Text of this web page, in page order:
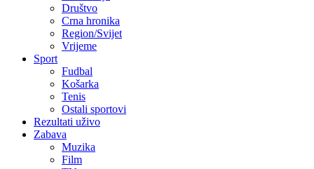
Društvo
Crna hronika
Region/Svijet
Vrijeme
Sport
Fudbal
Košarka
Tenis
Ostali sportovi
Rezultati uživo
Zabava
Muzika
Film